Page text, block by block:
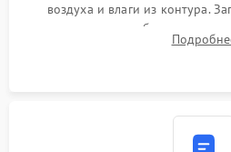
воздуха и влаги из контура.
дозированным объемом
электронным весам. Контроль